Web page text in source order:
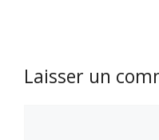
Laisser un